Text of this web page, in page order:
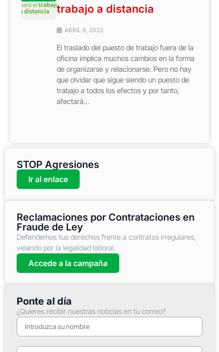
trabajo a distancia
ABRIL 6, 2022
El traslado del puesto de trabajo fuera de la
oficina implica muchos cambios en la forma
de organizarse y relacionarse. Pero no hay
que olvidar que sigue siendo un puesto de
trabajo a todos los efectos y por tanto,
afectará...
STOP Agresiones
Ir al enlace
Reclamaciones por Contrataciones en
Fraude de Ley
Defendemos tus derechos frente a contratos irregulares,
velando por la legalidad laboral.
Accede a la campaña
Ponte al día
¿Quieres recibir nuestras noticias en tu correo?